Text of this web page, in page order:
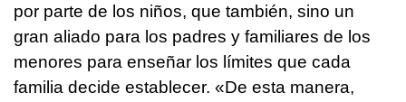
por parte de los niños, que también, sino un
gran aliado para los padres y familiares de los
menores para enseñar los límites que cada
familia decide establecer. «De esta manera,